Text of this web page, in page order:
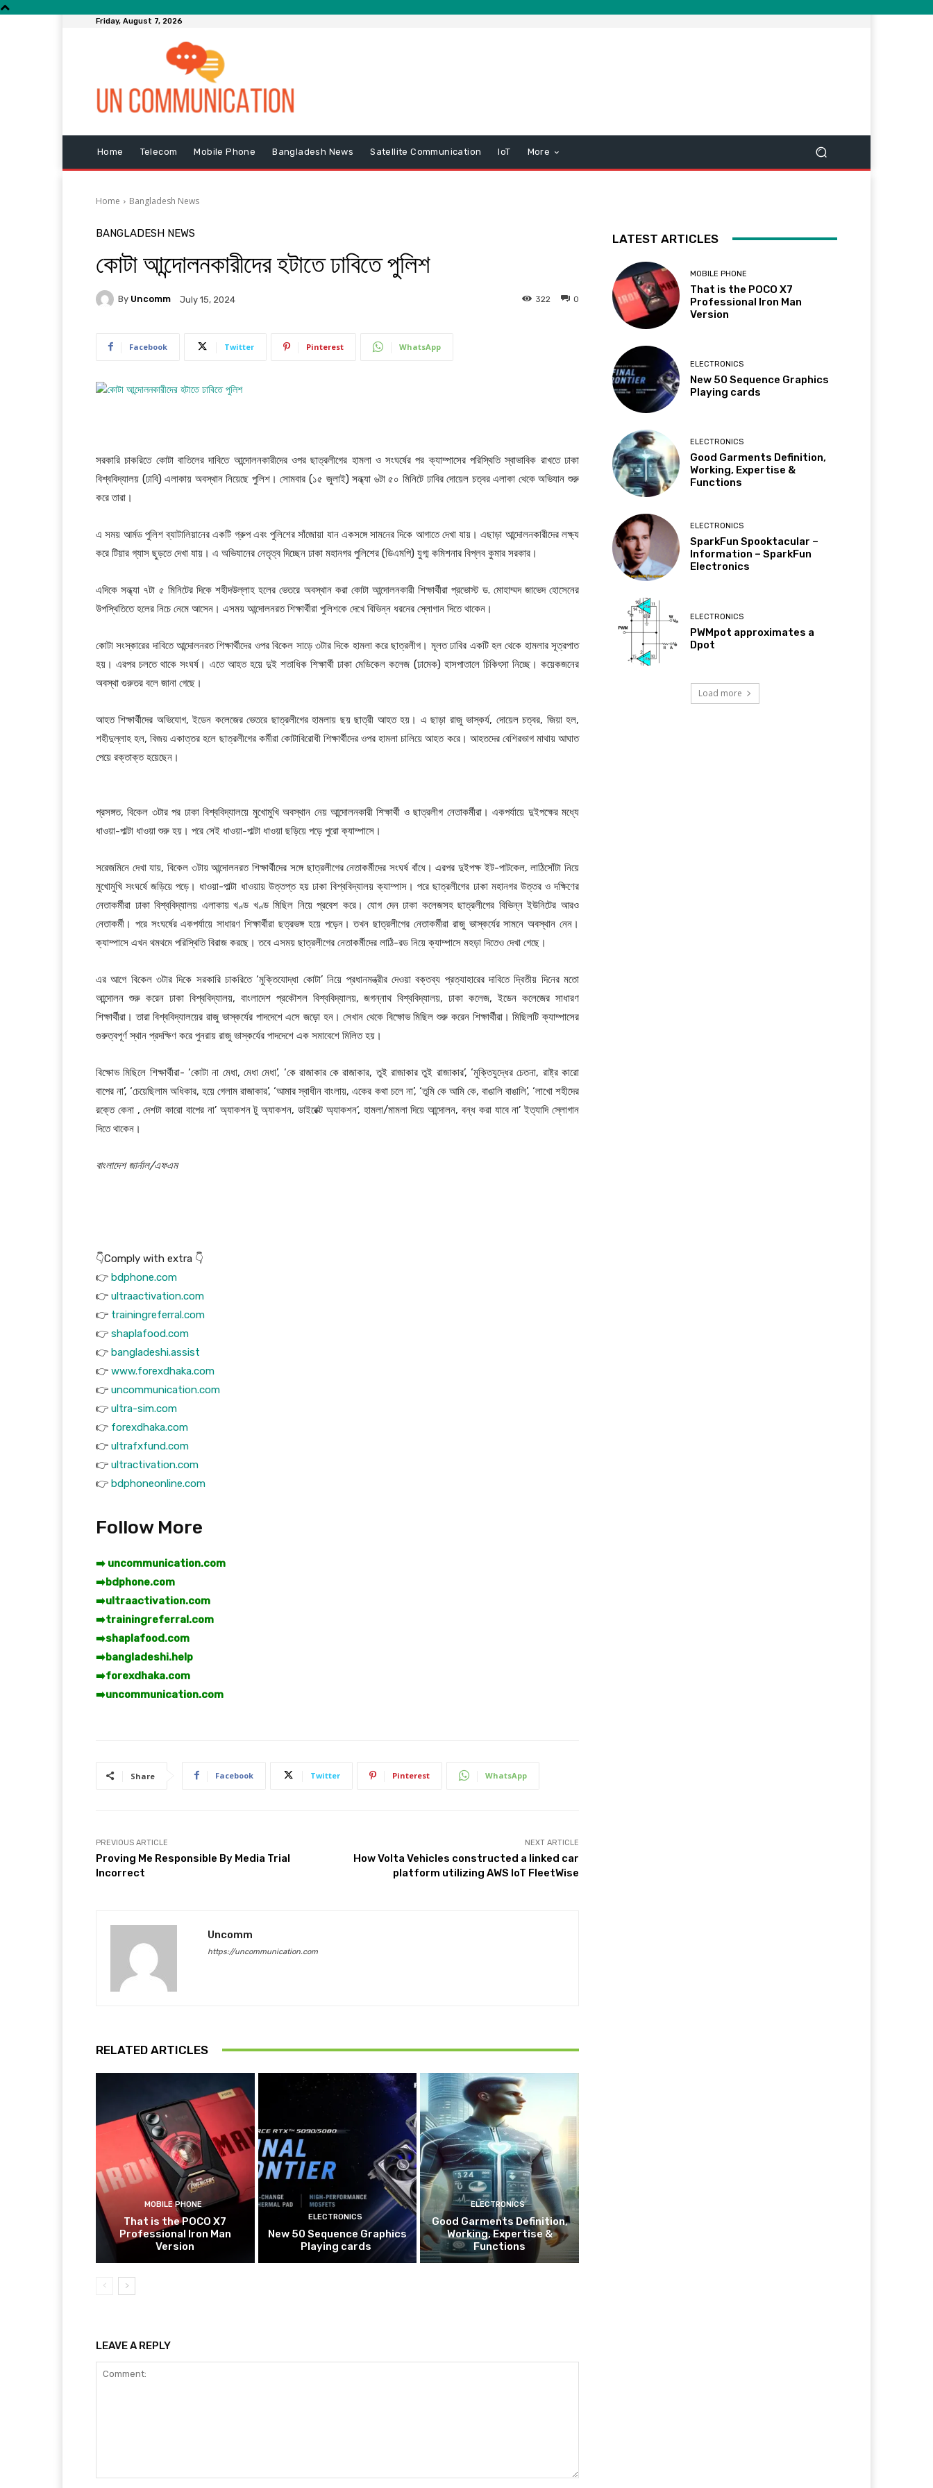
Friday, August 7, 2026
Home Telecom Mobile Phone Bangladesh News Satellite Communication IoT More
Home Bangladesh News
BANGLADESH NEWS
কোটা আন্দোলনকারীদের হটাতে ঢাবিতে পুলিশ
By Uncomm July 15, 2024 0
322
Facebook Twitter Pinterest WhatsApp
সরকারি চাকরিতে কোটা বাতিলের দাবিতে আন্দোলনকারীদের ওপর ছাত্রলীগের হামলা ও সংঘর্ষের পর ক্যাম্পাসের পরিস্থিতি স্বাভাবিক রাখতে ঢাকা
বিশ্ববিদ্যালয় (ঢাবি) এলাকায় অবস্থান নিয়েছে পুলিশ। সোমবার (১৫ জুলাই) সন্ধ্যা ৬টা ৫০ মিনিটে ঢাবির দোয়েল চত্বর এলাকা থেকে অভিযান শুরু
করে তারা।
এ সময় আর্মড পুলিশ ব্যাটালিয়ানের একটি গ্রুপ এবং পুলিশের সাঁজোয়া যান একসঙ্গে সামনের দিকে আগাতে দেখা যায়। এছাড়া আন্দোলনকারীদের লক্ষ্য
করে টিয়ার গ্যাস ছুড়তে দেখা যায়। এ অভিযানের নেতৃত্ব দিচ্ছেন ঢাকা মহানগর পুলিশের (ডিএমপি) যুগ্ম কমিশনার বিপ্লব কুমার সরকার।
এদিকে সন্ধ্যা ৭টা ৫ মিনিটের দিকে শহীদউল্লাহ হলের ভেতরে অবস্থান করা কোটা আন্দোলনকারী শিক্ষার্থীরা প্রভোস্ট ড. মোহাম্মদ জাভেদ হোসেনের
উপস্থিতিতে হলের নিচে নেমে আসেন। এসময় আন্দোলনরত শিক্ষার্থীরা পুলিশকে দেখে বিভিন্ন ধরনের স্লোগান দিতে থাকেন।
কোটা সংস্কারের দাবিতে আন্দোলনরত শিক্ষার্থীদের ওপর বিকেল সাড়ে ৩টার দিকে হামলা করে ছাত্রলীগ। মূলত ঢাবির একটি হল থেকে হামলার সূত্রপাত
হয়। এরপর চলতে থাকে সংঘর্ষ। এতে আহত হয়ে দুই শতাধিক শিক্ষার্থী ঢাকা মেডিকেল কলেজ (ঢামেক) হাসপাতালে চিকিৎসা নিচ্ছে। কয়েকজনের
অবস্থা গুরুতর বলে জানা গেছে।
আহত শিক্ষার্থীদের অভিযোগ, ইডেন কলেজের ভেতরে ছাত্রলীগের হামলায় ছয় ছাত্রী আহত হয়। এ ছাড়া রাজু ভাস্কর্য, দোয়েল চত্বর, জিয়া হল,
শহীদুল্লাহ হল, বিজয় একাত্তর হলে ছাত্রলীগের কর্মীরা কোটাবিরোধী শিক্ষার্থীদের ওপর হামলা চালিয়ে আহত করে। আহতদের বেশিরভাগ মাথায় আঘাত
পেয়ে রক্তাক্ত হয়েছেন।
প্রসঙ্গত, বিকেল ৩টার পর ঢাকা বিশ্ববিদ্যালয়ে মুখোমুখি অবস্থান নেয় আন্দোলনকারী শিক্ষার্থী ও ছাত্রলীগ নেতাকর্মীরা। একপর্যায়ে দুইপক্ষের মধ্যে
ধাওয়া-পাল্টা ধাওয়া শুরু হয়। পরে সেই ধাওয়া-পাল্টা ধাওয়া ছড়িয়ে পড়ে পুরো ক্যাম্পাসে।
সরেজমিনে দেখা যায়, বিকেল ৩টায় আন্দোলনরত শিক্ষার্থীদের সঙ্গে ছাত্রলীগের নেতাকর্মীদের সংঘর্ষ বাঁধে। এরপর দুইপক্ষ ইট-পাটকেল, লাঠিসোঁটা নিয়ে
মুখোমুখি সংঘর্ষে জড়িয়ে পড়ে। ধাওয়া-পাল্টা ধাওয়ায় উত্তপ্ত হয় ঢাকা বিশ্ববিদ্যালয় ক্যাম্পাস। পরে ছাত্রলীগের ঢাকা মহানগর উত্তর ও দক্ষিণের
নেতাকর্মীরা ঢাকা বিশ্ববিদ্যালয় এলাকায় খণ্ড খণ্ড মিছিল নিয়ে প্রবেশ করে। যোগ দেন ঢাকা কলেজসহ ছাত্রলীগের বিভিন্ন ইউনিটের আরও
নেতাকর্মী। পরে সংঘর্ষের একপর্যায়ে সাধারণ শিক্ষার্থীরা ছত্রভঙ্গ হয়ে পড়েন। তখন ছাত্রলীগের নেতাকর্মীরা রাজু ভাস্কর্যের সামনে অবস্থান নেন।
ক্যাম্পাসে এখন থমথমে পরিস্থিতি বিরাজ করছে। তবে এসময় ছাত্রলীগের নেতাকর্মীদের লাঠি-রড নিয়ে ক্যাম্পাসে মহড়া দিতেও দেখা গেছে।
এর আগে বিকেল ৩টার দিকে সরকারি চাকরিতে ‘মুক্তিযোদ্ধা কোটা’ নিয়ে প্রধানমন্ত্রীর দেওয়া বক্তব্য প্রত্যাহারের দাবিতে দ্বিতীয় দিনের মতো
আন্দোলন শুরু করেন ঢাকা বিশ্ববিদ্যালয়, বাংলাদেশ প্রকৌশল বিশ্ববিদ্যালয়, জগন্নাথ বিশ্ববিদ্যালয়, ঢাকা কলেজ, ইডেন কলেজের সাধারণ
শিক্ষার্থীরা। তারা বিশ্ববিদ্যালয়ের রাজু ভাস্কর্যের পাদদেশে এসে জড়ো হন। সেখান থেকে বিক্ষোভ মিছিল শুরু করেন শিক্ষার্থীরা। মিছিলটি ক্যাম্পাসের
গুরুত্বপূর্ণ স্থান প্রদক্ষিণ করে পুনরায় রাজু ভাস্কর্যের পাদদেশে এক সমাবেশে মিলিত হয়।
বিক্ষোভ মিছিলে শিক্ষার্থীরা- ‘কোটা না মেধা, মেধা মেধা’, ‘কে রাজাকার কে রাজাকার, তুই রাজাকার তুই রাজাকার’, ‘মুক্তিযুদ্ধের চেতনা, রাষ্ট্র কারো
বাপের না’, ‘চেয়েছিলাম অধিকার, হয়ে গেলাম রাজাকার’, ‘আমার স্বাধীন বাংলায়, একের কথা চলে না’, ‘তুমি কে আমি কে, বাঙালি বাঙালি’, ‘লাখো শহীদের
রক্তে কেনা , দেশটা কারো বাপের না’ অ্যাকশন টু অ্যাকশন, ডাইরেক্ট অ্যাকশন’, হামলা/মামলা দিয়ে আন্দোলন, বন্ধ করা যাবে না’ ইত্যাদি স্লোগান
দিতে থাকেন।
বাংলাদেশ জার্নাল/এফএম
👇Comply with extra 👇
👉 bdphone.com
👉 ultraactivation.com
👉 trainingreferral.com
👉 shaplafood.com
👉 bangladeshi.assist
👉 www.forexdhaka.com
👉 uncommunication.com
👉 ultra-sim.com
👉 forexdhaka.com
👉 ultrafxfund.com
👉 ultractivation.com
👉 bdphoneonline.com
Follow More
➡️ uncommunication.com
➡️bdphone.com
➡️ultraactivation.com
➡️trainingreferral.com
➡️shaplafood.com
➡️bangladeshi.help
➡️forexdhaka.com
➡️uncommunication.com
Share Facebook Twitter Pinterest WhatsApp
PREVIOUS ARTICLE
Proving Me Responsible By Media Trial
Incorrect
NEXT ARTICLE
How Volta Vehicles constructed a linked car
platform utilizing AWS IoT FleetWise
Uncomm
https://uncommunication.com
RELATED ARTICLES
MOBILE PHONE
That is the POCO X7
Professional Iron Man
Version
ELECTRONICS
New 50 Sequence Graphics
Playing cards
ELECTRONICS
Good Garments Definition,
Working, Expertise &
Functions
LEAVE A REPLY
LATEST ARTICLES
MOBILE PHONE
That is the POCO X7
Professional Iron Man
Version
ELECTRONICS
New 50 Sequence Graphics
Playing cards
ELECTRONICS
Good Garments Definition,
Working, Expertise &
Functions
ELECTRONICS
SparkFun Spooktacular –
Information – SparkFun
Electronics
ELECTRONICS
PWMpot approximates a
Dpot
Load more